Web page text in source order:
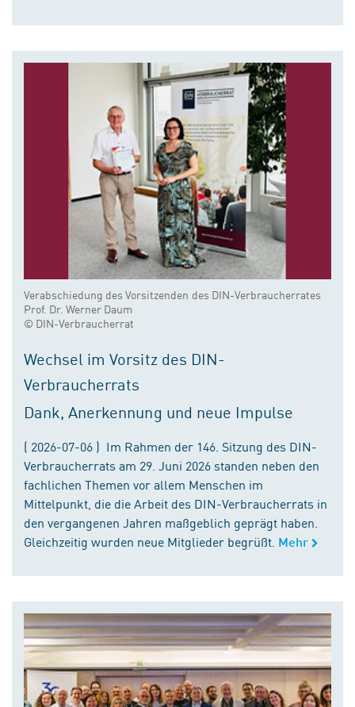
Verabschiedung des Vorsitzenden des DIN-Verbraucherrates
Prof. Dr. Werner Daum
© DIN-Verbraucherrat
Wechsel im Vorsitz des DIN-
Verbraucherrats
Dank, Anerkennung und neue Impulse
( 2026-07-06 ) Im Rahmen der 146. Sitzung des DIN-
Verbraucherrats am 29. Juni 2026 standen neben den
fachlichen Themen vor allem Menschen im
Mittelpunkt, die die Arbeit des DIN-Verbraucherrats in
den vergangenen Jahren maßgeblich geprägt haben.
Gleichzeitig wurden neue Mitglieder begrüßt. Mehr